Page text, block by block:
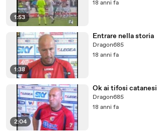
1:53
18 anni fa
1:38
Entrare nella storia
Dragon685
18 anni fa
2:04
Ok ai tifosi catanesi
Dragon685
18 anni fa